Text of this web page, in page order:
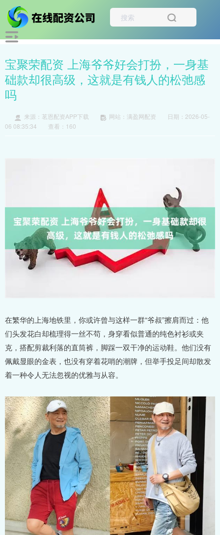
宝聚荣配资 上海爷爷好会打扮，一身基
础款却很高级，这就是有钱人的松弛感
吗
来源：茗恩配资APP下载 网站：满盈网配资
日期：2026-05-
06 08:35:34
查看：160
在繁华的上海地铁里，你或许曾与这样一群“爷叔”擦肩而过：他
们头发花白却梳理得一丝不苟，身穿看似普通的纯色衬衫或夹
克，搭配剪裁利落的直筒裤，脚踩一双干净的运动鞋。他们没有
佩戴显眼的金表，也没有穿着花哨的潮牌，但举手投足间却散发
着一种令人无法忽视的优雅与从容。